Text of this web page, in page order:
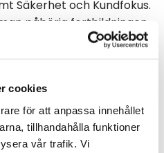
cookies
för att anpassa innehållet
tillhandahålla funktioner
vår trafik. Vi
Säkerhet och Kundfokus.
påbörja fortbildningen
utbildning på lördagar.